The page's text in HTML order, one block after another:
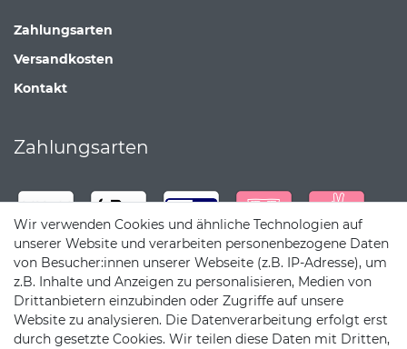
Zahlungsarten
Versandkosten
Kontakt
Zahlungsarten
Wir verwenden Cookies und ähnliche Technologien auf
unserer Website und verarbeiten personenbezogene Daten
von Besucher:innen unserer Webseite (z.B. IP-Adresse), um
z.B. Inhalte und Anzeigen zu personalisieren, Medien von
Drittanbietern einzubinden oder Zugriffe auf unsere
Website zu analysieren. Die Datenverarbeitung erfolgt erst
durch gesetzte Cookies. Wir teilen diese Daten mit Dritten,